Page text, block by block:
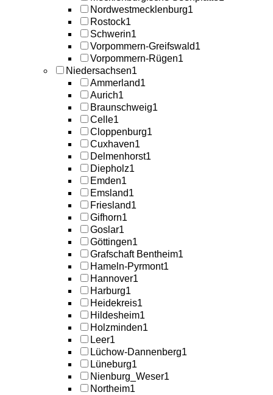
Nordwestmecklenburg1
Rostock1
Schwerin1
Vorpommern-Greifswald1
Vorpommern-Rügen1
Niedersachsen1
Ammerland1
Aurich1
Braunschweig1
Celle1
Cloppenburg1
Cuxhaven1
Delmenhorst1
Diepholz1
Emden1
Emsland1
Friesland1
Gifhorn1
Goslar1
Göttingen1
Grafschaft Bentheim1
Hameln-Pyrmont1
Hannover1
Harburg1
Heidekreis1
Hildesheim1
Holzminden1
Leer1
Lüchow-Dannenberg1
Lüneburg1
Nienburg_Weser1
Northeim1